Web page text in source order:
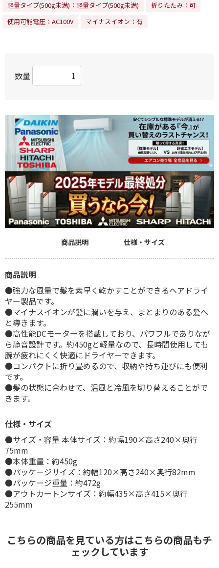
軽量タイプ(500g未満)：軽量タイプ(500g未満)
折りたたみ：可
使用可能電圧：AC100V
マイナスイオン：有
数量
商品説明 仕様・サイズ
商品説明
●強力な風量で髪を素早く乾かすことができるヘアドライ
ヤー製品です。
●マイナスイオンが髪に潤いを与え、まとまりのある髪へ
と導きます。
●高性能DCモーターを搭載しており、パワフルでありなが
ら静音設計です。約450gと軽量なので、長時間使用しても
腕が疲れにくく快適にドライヤーできます。
●コンパクトに折り畳めるので、収納や持ち運びにも便利
です。
●髪の状態に合わせて、温風と冷風を切り替えることがで
きます。
仕様・サイズ
●サイズ・容量 本体サイズ：約幅190×高さ240×奥行
75mm
●本体重量：約450g
●パッケージサイズ：約幅120×高さ240×奥行82mm
●パッケージ重量：約472g
●アウトカートンサイズ：約幅435×高さ415×奥行
255mm
こちらの商品を見ている方はこちらの商品もチ
ェックしています